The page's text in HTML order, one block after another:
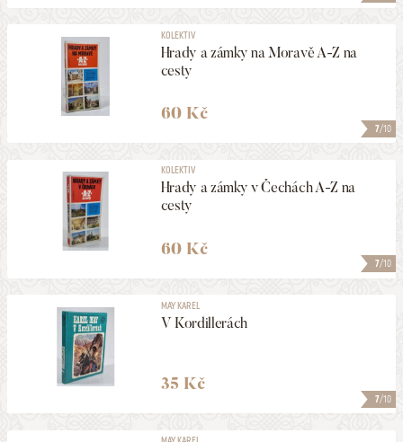
7/10
KOLEKTIV
Hrady a zámky na Moravě A-Z na
cesty
60 Kč
7/10
KOLEKTIV
Hrady a zámky v Čechách A-Z na
cesty
60 Kč
7/10
MAY KAREL
V Kordillerách
35 Kč